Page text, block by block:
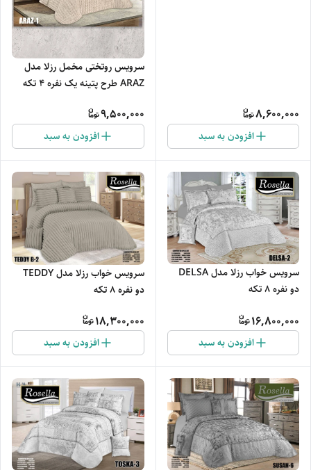
8,600,000
افزودن به سبد
سرویس روتختی مخمل رزلا مدل
ARAZ طرح پتینه یک نفره 4 تکه
9,500,000
افزودن به سبد
سرویس خواب رزلا مدل DELSA
دو نفره 8 تکه
16,800,000
افزودن به سبد
سرویس خواب رزلا مدل TEDDY
دو نفره 8 تکه
18,300,000
افزودن به سبد